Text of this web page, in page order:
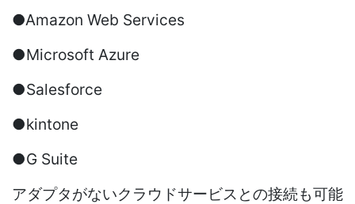
●Amazon Web Services
●Microsoft Azure
●Salesforce
●kintone
●G Suite
アダプタがないクラウドサービスとの接続も可能